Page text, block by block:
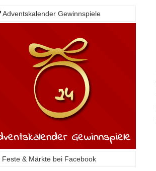
Adventskalender Gewinnspiele
Feste & Märkte bei Facebook